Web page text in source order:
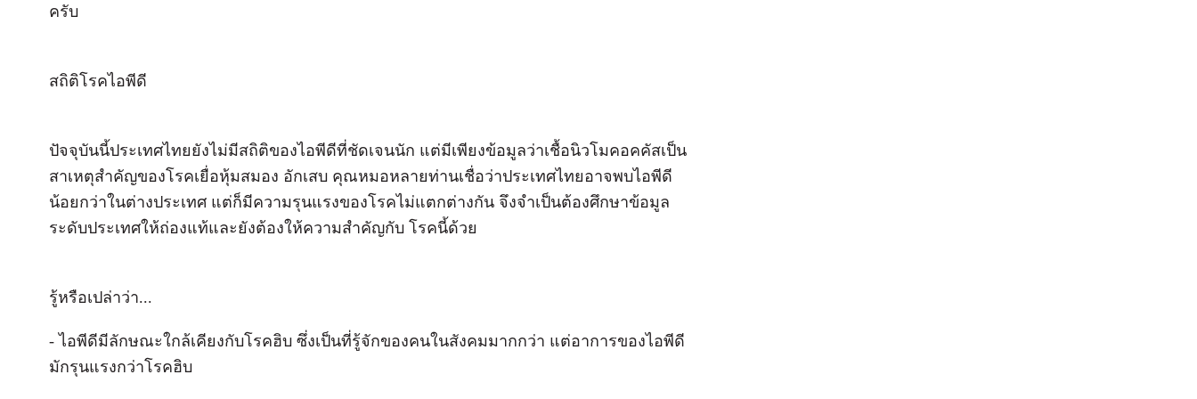
ครับ
สถิติโรคไอพีดี
ปัจจุบันนี้ประเทศไทยยังไม่มีสถิติของไอพีดีที่ชัดเจนนัก แต่มีเพียงข้อมูลว่าเชื้อนิวโมคอคคัสเป็น
สาเหตุสำคัญของโรคเยื่อหุ้มสมอง อักเสบ คุณหมอหลายท่านเชื่อว่าประเทศไทยอาจพบไอพีดี
น้อยกว่าในต่างประเทศ แต่ก็มีความรุนแรงของโรคไม่แตกต่างกัน จึงจำเป็นต้องศึกษาข้อมูล
ระดับประเทศให้ถ่องแท้และยังต้องให้ความสำคัญกับ โรคนี้ด้วย
รู้หรือเปล่าว่า...
- ไอพีดีมีลักษณะใกล้เคียงกับโรคฮิบ ซึ่งเป็นที่รู้จักของคนในสังคมมากกว่า แต่อาการของไอพีดี
มักรุนแรงกว่าโรคฮิบ